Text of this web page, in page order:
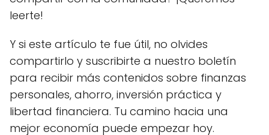
leerte!
Y si este artículo te fue útil, no olvides
compartirlo y suscribirte a nuestro boletín
para recibir más contenidos sobre finanzas
personales, ahorro, inversión práctica y
libertad financiera. Tu camino hacia una
mejor economía puede empezar hoy.